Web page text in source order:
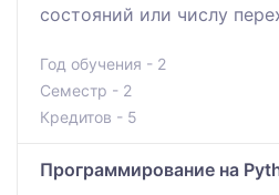
состояний или числу
Год обучения - 2
Семестр - 2
Кредитов - 5
Программирование на